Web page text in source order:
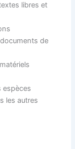
libres et
de
espèces
les autres